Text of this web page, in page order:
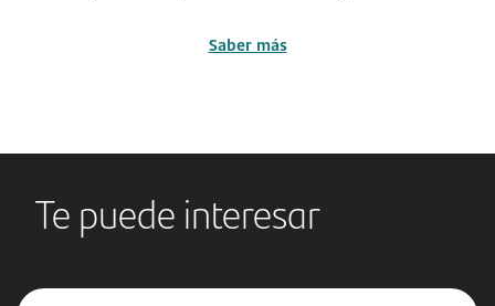
Saber más
Te puede interesar